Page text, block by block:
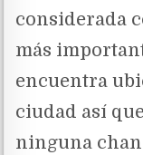
considerada
más
encuentra
ciudad así
ninguna